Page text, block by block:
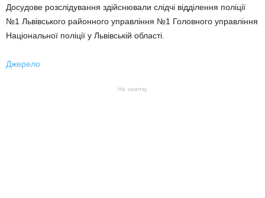
Досудове розслідування здійснювали слідчі відділення поліції
№1 Львівського районного управління №1 Головного управління
Національної поліції у Львівській області.
Джерело
На замітку